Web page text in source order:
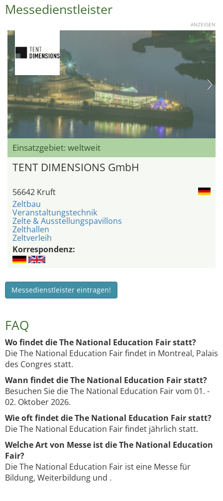
Messedienstleister
ANZEIGEN
Einsatzgebiet: weltweit
TENT DIMENSIONS GmbH
56642 Kruft
Zeltbau
Veranstaltungstechnik
Zelte & Ausstellungspavillons
Zelthallen
Zeltverleih
Korrespondenz:
Messedienstleister eintragen!
FAQ
Wo findet die The National Education Fair statt?
Die The National Education Fair findet in Montreal, Palais
des Congres statt.
Wann findet die The National Education Fair statt?
Besuchen Sie die The National Education Fair vom 01. -
02. Oktober 2026.
Wie oft findet die The National Education Fair statt?
Die The National Education Fair findet jährlich statt.
Welche Art von Messe ist die The National Education
Fair?
Die The National Education Fair ist eine Messe für
Bildung, Weiterbildung und .